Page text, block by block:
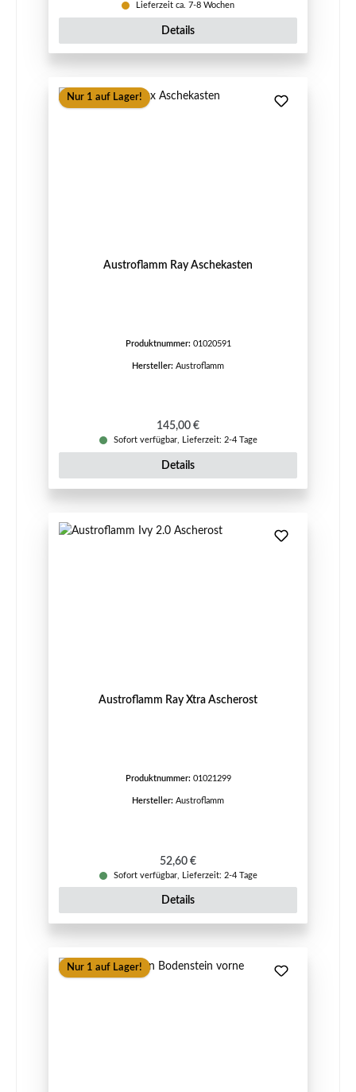
Lieferzeit ca. 7-8 Wochen
Details
Nur 1 auf Lager!
Austroflamm Ray Aschekasten
Produktnummer: 01020591
Hersteller: Austroflamm
Regulärer Preis:
145,00 €
Sofort verfügbar, Lieferzeit: 2-4 Tage
Details
Austroflamm Ray Xtra Ascherost
Produktnummer: 01021299
Hersteller: Austroflamm
Regulärer Preis:
52,60 €
Sofort verfügbar, Lieferzeit: 2-4 Tage
Details
Nur 1 auf Lager!